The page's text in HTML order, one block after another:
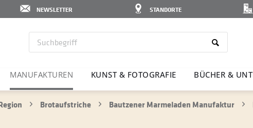
STANDORTE
NEWSLETTER
MANU­FAK­TUREN KUNST & FOTO­GRAFIE BÜCHER &
Brotaufstriche Bautzener Marmeladen Manufaktur